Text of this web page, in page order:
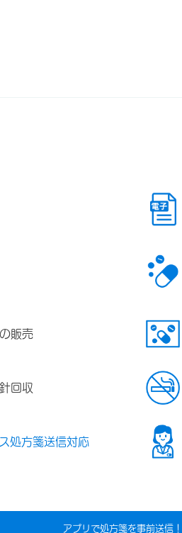
販売
回収
処方箋送信対応
アプリで処方箋を事前送信